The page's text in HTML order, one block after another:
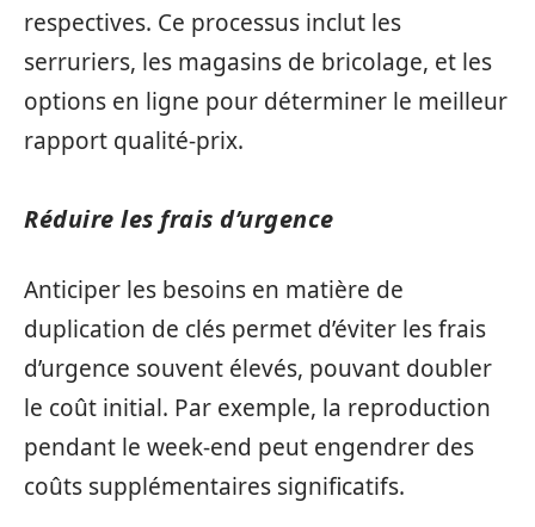
respectives. Ce processus inclut les
serruriers, les magasins de bricolage, et les
options en ligne pour déterminer le meilleur
rapport qualité-prix.
Réduire les frais d’urgence
Anticiper les besoins en matière de
duplication de clés permet d’éviter les frais
d’urgence souvent élevés, pouvant doubler
le coût initial. Par exemple, la reproduction
pendant le week-end peut engendrer des
coûts supplémentaires significatifs.